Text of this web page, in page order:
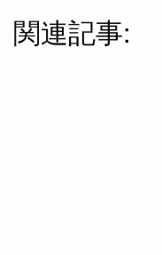
関連記事: